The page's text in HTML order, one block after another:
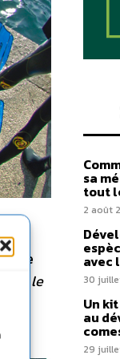
le
sa
tout
2 août
avec
30
Un
au
29